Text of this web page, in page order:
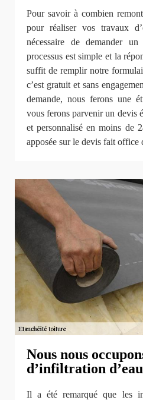
Pour savoir à combien
pour réaliser vos travaux
nécessaire de demander
processus est simple et la
suffit de remplir notre
c’est gratuit et sans
demande, nous ferons une
vous ferons parvenir un devis
et personnalisé en moins de
apposée sur le devis fait office
Nous nous
d’infiltration d’eau
Il a été remarqué que les